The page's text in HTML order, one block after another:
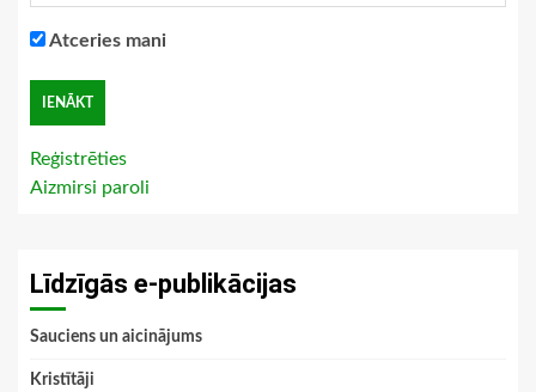
Atceries mani
Reģistrēties
Aizmirsi paroli
Līdzīgās e-publikācijas
Sauciens un aicinājums
Kristītāji